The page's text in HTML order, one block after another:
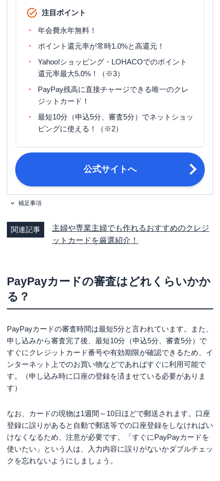
旅行傷害保険 ー
ポイント名 PayPayポイント
締め日・支払日
申し込み条件
・日本国内在住の満18歳以上の方
・本人認証が可能な携帯電話をお持ち
の方 ※ PayPayアプリ経由で入会する
必要書類
本人確認書類 （マイナンバーカー
注目ポイント
年会費永年無料！
ポイント還元率が常時1.0%と高還元！
Yahoo!ショッピング・LOHACOでのポイント
還元率最大5.0%！（※3）
PayPay残高に直接チャージできる唯一のクレ
ジットカード！
最短10分（申込5分、審査5分）でネットショッ
ピングに使える！（※2）
公式サイトへ
補足事項
関連記事
主婦や専業主婦でも作れるおすすめのクレジ
ットカードを厳選紹介！
PayPayカードの審査はどれくらいかか
る？
PayPayカードの審査時間は最短5分と言われています。また、
申し込みから審査完了後、最短10分（申込5分、審査5分）で
すぐにクレジットカード番号や有効期限が確認できるため、イ
ンターネット上でのお買い物などであればすぐに利用可能で
す。（申し込み時に口座の登録を済ませている必要がありま
す）
なお、カードの現物は1週間～10日ほどで郵送されます。口座
登録に誤りがあると自動で郵送等での口座登録をしなければい
けなくなるため、注意が必要です。「すぐにPayPayカードを
使いたい」という人は、入力内容に誤りがないかダブルチェッ
クを忘れないようにしましょう。